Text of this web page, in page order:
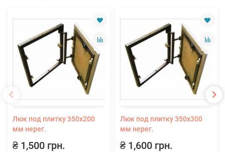
Люк под плитку 350х200
мм нерег.
₴ 1,500 грн.
Люк под плитку 350х300
мм нерег.
₴ 1,600 грн.